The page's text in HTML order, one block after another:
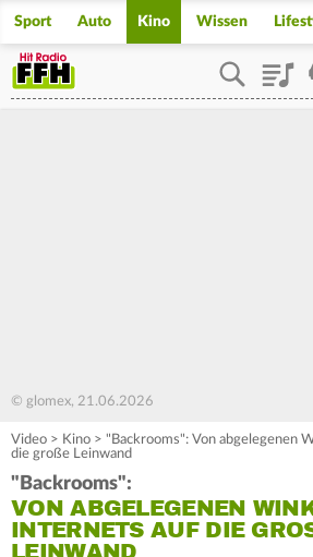
Sport Auto Kino Wissen
© glomex, 21.06.2026
Video > Kino > "Backrooms": Von abgelegenen
die große Leinwand
"Backrooms":
VON ABGELEGENEN
INTERNETS AUF DIE